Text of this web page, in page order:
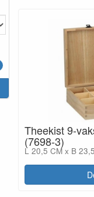
Theekist 9-
(7698-3)
L 20,5 CM x B